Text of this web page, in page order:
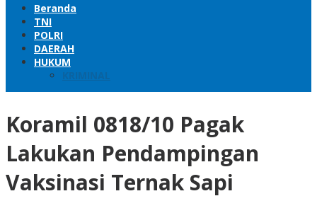
Beranda
TNI
POLRI
DAERAH
HUKUM
KRIMINAL
Koramil 0818/10 Pagak
Lakukan Pendampingan
Vaksinasi Ternak Sapi